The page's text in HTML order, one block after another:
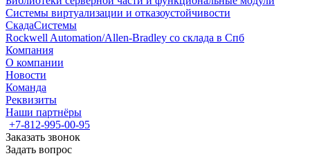
Системы виртуализации и отказоустойчивости
СкадаСистемы
Rockwell Automation/Allen-Bradley со склада в Спб
Компания
О компании
Новости
Команда
Реквизиты
Наши партнёры
+7-812-995-00-95
Заказать звонок
Задать вопрос